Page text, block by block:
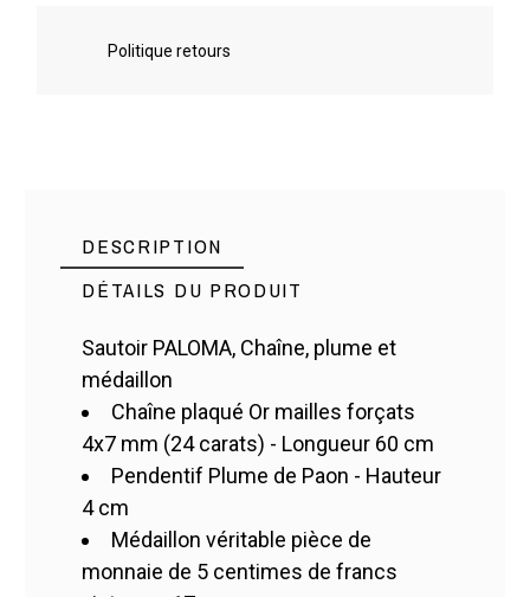
Politique retours
DESCRIPTION
DÉTAILS DU PRODUIT
Sautoir PALOMA, Chaîne, plume et
médaillon
Chaîne plaqué Or mailles forçats
4x7 mm (24 carats) - Longueur 60 cm
Pendentif Plume de Paon - Hauteur
4 cm
Médaillon véritable pièce de
monnaie de 5 centimes de francs
RéférenceCOPA
En stock 1 Article